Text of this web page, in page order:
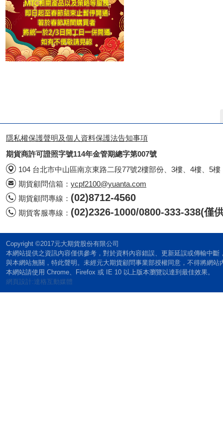
隱私權保護聲明及個人資料保護法告知事項
期貨商許可證照字號114年金管期總字第007號
104 台北市中山區南京東路二段77號2樓部份、3樓、4樓、5樓
期貨顧問信箱： ycpf2100@yuanta.com
期貨顧問專線： (02)8712-4560
期貨客服專線： (02)2326-1000/0800-333-338(僅
Copyright ©2017元大期貨股份有限公司
本網站提供之資訊內容僅供參考，對於資料內容錯誤、更新延誤或傳輸中
與本網站無關，特此聲明。未經元大期貨顧問事業部授權同意，不得將網站
本網站請使用 Chrome、Firefox 或 IE 10 以上版本瀏覽以達到最佳效果。
網頁設計:達格互動媒體